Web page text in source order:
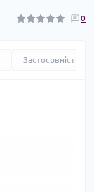
0
Застосовність